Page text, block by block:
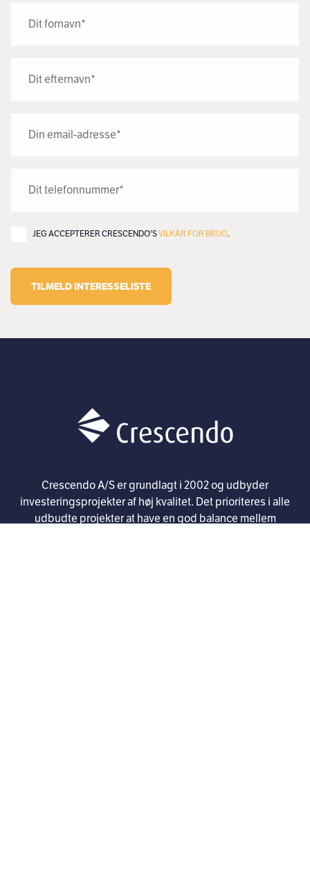
JEG ACCEPTERER CRESCENDO'SVILKÅR FOR BRUG.
TILMELD INTERESSELISTE
Crescendo A/S er grundlagt i 2002 og udbyder
investeringsprojekter af høj kvalitet. Det prioriteres i alle
udbudte projekter at have en god balance mellem